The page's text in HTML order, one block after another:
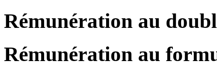
Rémunération au
Rémunération au